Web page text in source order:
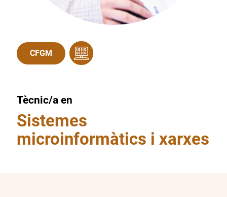
CFGM
Tècnic/a en
Sistemes
microinformàtics i xarxes